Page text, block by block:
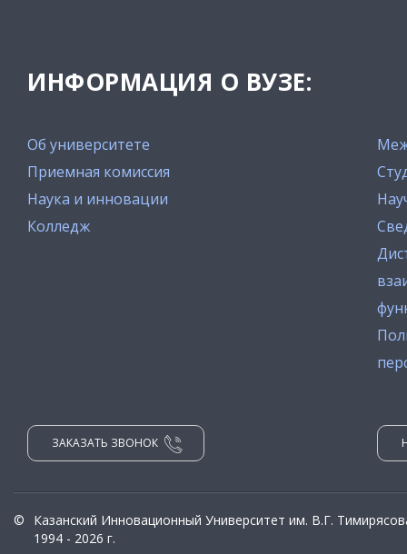
ИНФОРМАЦИЯ О ВУЗЕ:
Об университете
Приемная комиссия
Наука и инновации
Колледж
ЗАКАЗАТЬ ЗВОНОК
©
Казанский Инновационный Университет им. В.Г.
1994 - 2026 г.